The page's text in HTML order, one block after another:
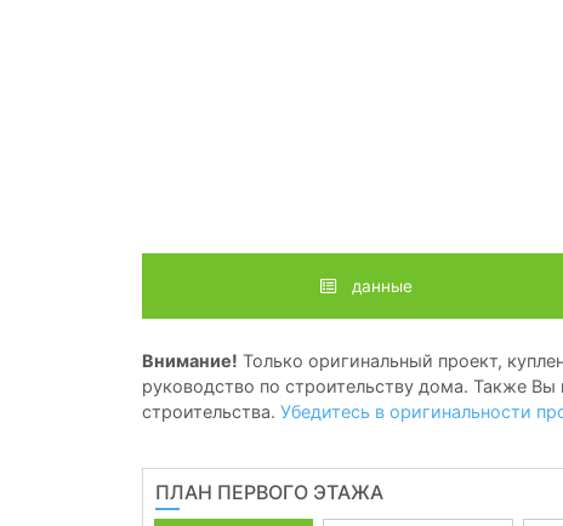
данные
Внимание! Только оригинальный проект,
руководство по строительству дома. Также
строительства. Убедитесь в оригинальности
ПЛАН ПЕРВОГО ЭТАЖА